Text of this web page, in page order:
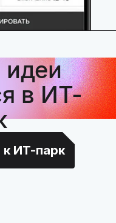
в ИТ-
к ИТ-парк